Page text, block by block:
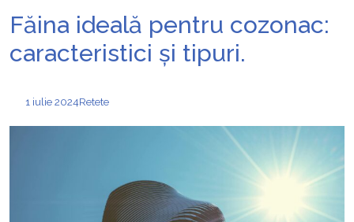
Făina ideală pentru cozonac:
caracteristici și tipuri.
1 iulie 2024Retete